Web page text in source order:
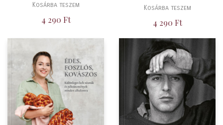
Kosárba teszem
4 290 Ft
Kosárba teszem
4 290 Ft